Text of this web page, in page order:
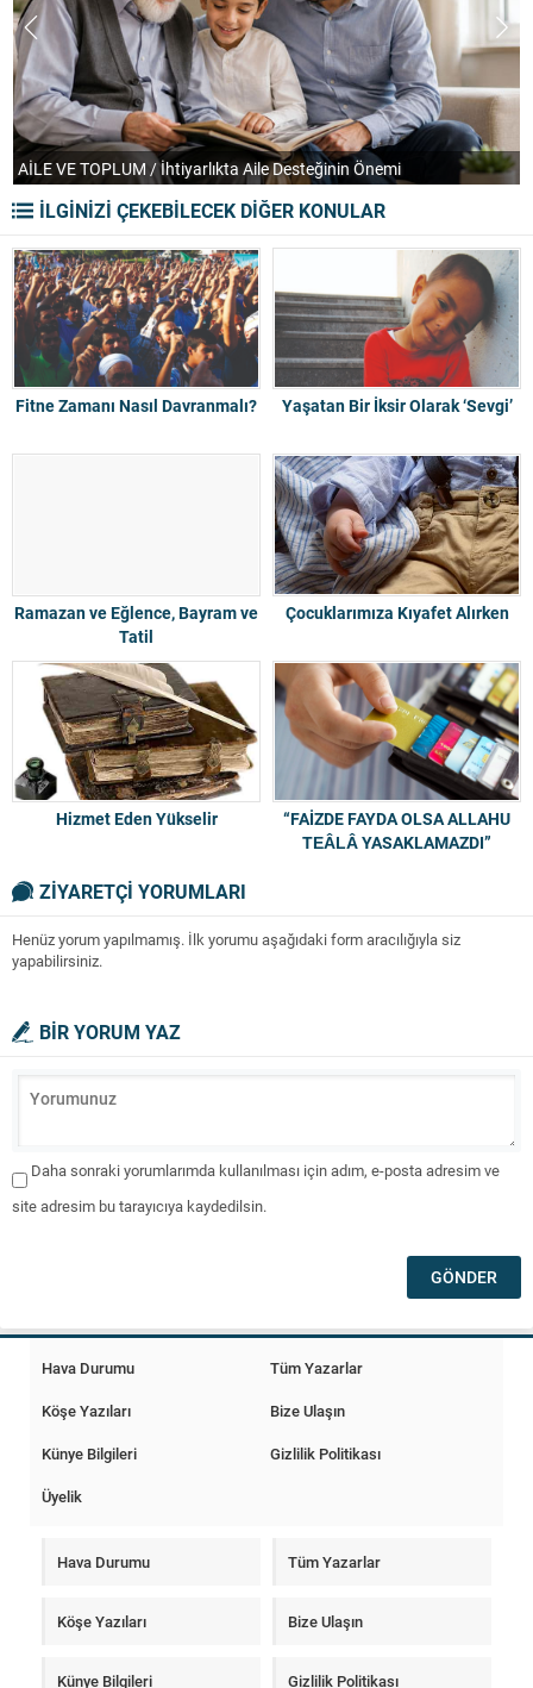
AİLE VE TOPLUM / İhtiyarlıkta Aile Desteğinin Önemi
İLGİNİZİ ÇEKEBİLECEK DİĞER KONULAR
Fitne Zamanı Nasıl Davranmalı? Yaşatan Bir İksir Olarak ‘Sevgi’
Ramazan ve Eğlence, Bayram ve
Tatil
Çocuklarımıza Kıyafet Alırken
Hizmet Eden Yükselir
“FAİZDE FAYDA OLSA ALLAHU
TEÂLÂ YASAKLAMAZDI”
ZİYARETÇİ YORUMLARI
Henüz yorum yapılmamış. İlk yorumu aşağıdaki form aracılığıyla siz
yapabilirsiniz.
BİR YORUM YAZ
Daha sonraki yorumlarımda kullanılması için adım, e-posta adresim ve
site adresim bu tarayıcıya kaydedilsin.
Hava Durumu
Tüm Yazarlar
Köşe Yazıları
Bize Ulaşın
Künye Bilgileri
Gizlilik Politikası
Üyelik
Hava Durumu Tüm Yazarlar
Köşe Yazıları Bize Ulaşın
Künye Bilgileri Gizlilik Politikası